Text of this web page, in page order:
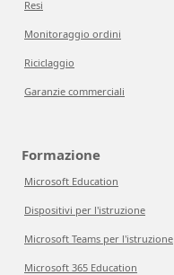
Resi
Monitoraggio ordini
Riciclaggio
Garanzie commerciali
Formazione
Microsoft Education
Dispositivi per l'istruzione
Microsoft Teams per l'istruzione
Microsoft 365 Education